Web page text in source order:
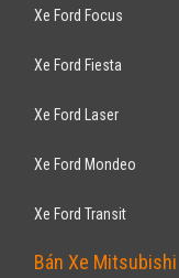
Xe Ford Focus
Xe Ford Fiesta
Xe Ford Laser
Xe Ford Mondeo
Xe Ford Transit
Bán Xe Mitsubishi